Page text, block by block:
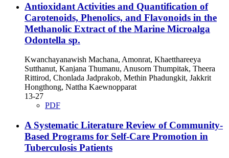
Antioxidant Activities and Quantification of
Carotenoids, Phenolics, and Flavonoids in the
Methanolic Extract of the Marine Microalga
Odontella sp.
Kwanchayanawish Machana, Amonrat, Khaetthareeya
Sutthanut, Kanjana Thumanu, Anusorn Thumpitak, Theera
Rittirod, Chonlada Jadprakob, Methin Phadungkit, Jakkrit
Hongthong, Nattha Kaewnopparat
13-27
PDF
A Systematic Literature Review of Community-
Based Programs for Self-Care Promotion in
Tuberculosis Patients